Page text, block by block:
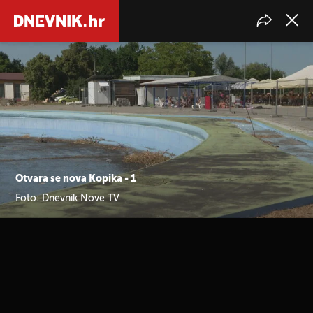
Otvara se nova Kopika - 1
Foto: Dnevnik Nove TV